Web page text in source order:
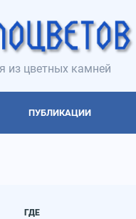
из цветных камней
ПУБЛИКАЦИИ
ГДЕ